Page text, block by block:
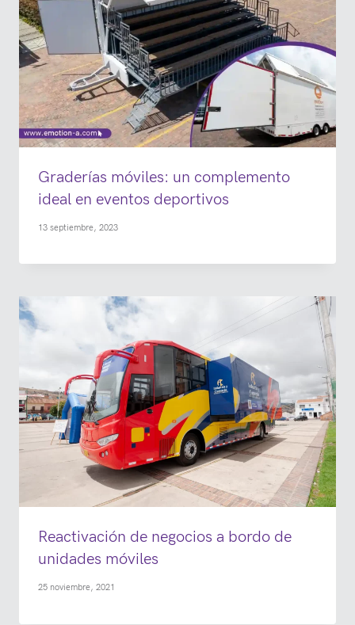
Graderías móviles: un complemento
ideal en eventos deportivos
13 septiembre, 2023
Reactivación de negocios a bordo de
unidades móviles
25 noviembre, 2021